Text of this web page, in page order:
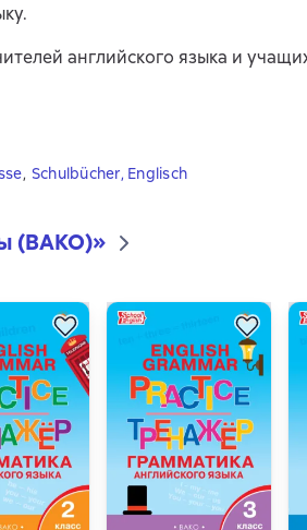
английского языка и
, Schulbücher, Englisch
(ВАКО)»